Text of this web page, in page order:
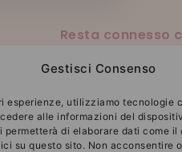
Gestisci Consenso
esperienze, utilizziamo tecnologie
alle informazioni del
di elaborare dati come il
su questo sito. Non acconsentire
Resta connesso